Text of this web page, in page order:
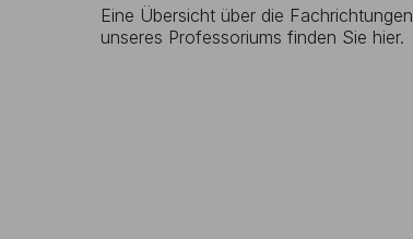
Eine Übersicht über die Fachrichtungen
unseres Professoriums finden Sie hier.